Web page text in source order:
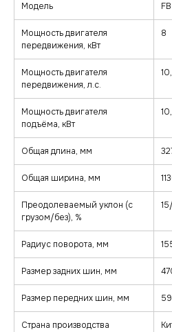
Модель
Мощность двигателя
передвижения, кВт
8
Мощность двигателя
передвижения, л.с.
Мощность двигателя
подъёма, кВт
Общая длина, мм
Общая ширина, мм
Преодолеваемый уклон (с
грузом/без), %
Радиус поворота, мм
Размер задних шин, мм
Размер передних шин, мм
Страна производства
Покупателям
+7 (495)